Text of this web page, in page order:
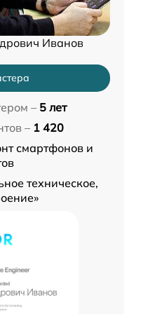
Иванов
– 5 лет
– 1 420
смартфонов и
техническое,